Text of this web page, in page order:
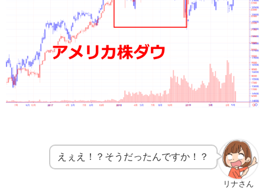
リナさん
えぇえ！？そうだったんですか！？